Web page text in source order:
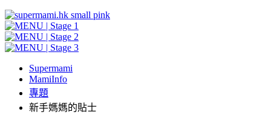
Supermami
MamiInfo
專題
新手媽媽的貼士